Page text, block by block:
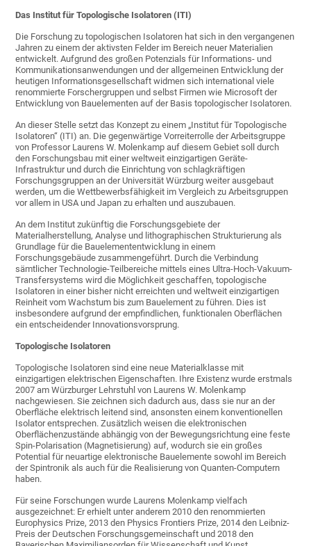
Das Institut für Topologische Isolatoren (ITI)
Die Forschung zu topologischen Isolatoren hat sich in den vergangenen
Jahren zu einem der aktivsten Felder im Bereich neuer Materialien
entwickelt. Aufgrund des großen Potenzials für Informations- und
Kommunikationsanwendungen und der allgemeinen Entwicklung der
heutigen Informationsgesellschaft widmen sich international viele
renommierte Forschergruppen und selbst Firmen wie Microsoft der
Entwicklung von Bauelementen auf der Basis topologischer Isolatoren.
An dieser Stelle setzt das Konzept zu einem „Institut für Topologische
Isolatoren“ (ITI) an. Die gegenwärtige Vorreiterrolle der Arbeitsgruppe
von Professor Laurens W. Molenkamp auf diesem Gebiet soll durch
den Forschungsbau mit einer weltweit einzigartigen Geräte-
Infrastruktur und durch die Einrichtung von schlagkräftigen
Forschungsgruppen an der Universität Würzburg weiter ausgebaut
werden, um die Wettbewerbsfähigkeit im Vergleich zu Arbeitsgruppen
vor allem in USA und Japan zu erhalten und auszubauen.
An dem Institut zukünftig die Forschungsgebiete der
Materialherstellung, Analyse und lithographischen Strukturierung als
Grundlage für die Bauelemententwicklung in einem
Forschungsgebäude zusammengeführt. Durch die Verbindung
sämtlicher Technologie-Teilbereiche mittels eines Ultra-Hoch-Vakuum-
Transfersystems wird die Möglichkeit geschaffen, topologische
Isolatoren in einer bisher nicht erreichten und weltweit einzigartigen
Reinheit vom Wachstum bis zum Bauelement zu führen. Dies ist
insbesondere aufgrund der empfindlichen, funktionalen Oberflächen
ein entscheidender Innovationsvorsprung.
Topologische Isolatoren
Topologische Isolatoren sind eine neue Materialklasse mit
einzigartigen elektrischen Eigenschaften. Ihre Existenz wurde erstmals
2007 am Würzburger Lehrstuhl von Laurens W. Molenkamp
nachgewiesen. Sie zeichnen sich dadurch aus, dass sie nur an der
Oberfläche elektrisch leitend sind, ansonsten einem konventionellen
Isolator entsprechen. Zusätzlich weisen die elektronischen
Oberflächenzustände abhängig von der Bewegungsrichtung eine feste
Spin-Polarisation (Magnetisierung) auf, wodurch sie ein großes
Potential für neuartige elektronische Bauelemente sowohl im Bereich
der Spintronik als auch für die Realisierung von Quanten-Computern
haben.
Für seine Forschungen wurde Laurens Molenkamp vielfach
ausgezeichnet: Er erhielt unter anderem 2010 den renommierten
Europhysics Prize, 2013 den Physics Frontiers Prize, 2014 den Leibniz-
Preis der Deutschen Forschungsgemeinschaft und 2018 den